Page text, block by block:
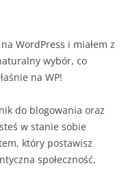
WordPress i miałem z
wybór, co
na WP!
do blogowania oraz
w stanie sobie
który postawisz
społeczność,